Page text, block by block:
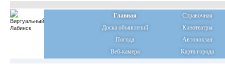
Главная
Справочная
Доска объявлений
Кинотеатры
Погода
Автовокзал
Веб-камера
Карта города